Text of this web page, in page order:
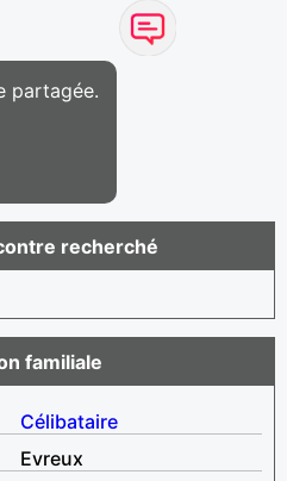
partagée.
recherché
familiale
Célibataire
Evreux